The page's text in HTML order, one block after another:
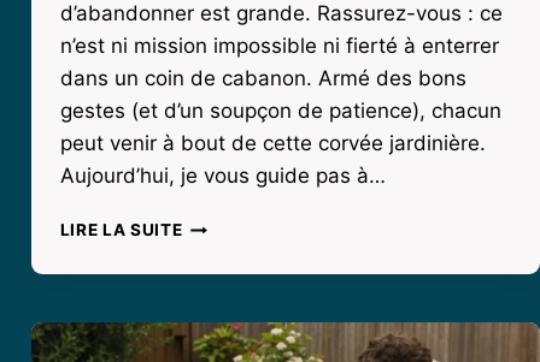
d’abandonner est grande. Rassurez-vous : ce
n’est ni mission impossible ni fierté à enterrer
dans un coin de cabanon. Armé des bons
gestes (et d’un soupçon de patience), chacun
peut venir à bout de cette corvée jardinière.
Aujourd’hui, je vous guide pas à…
LIRE LA SUITECOMMENT
UNE
DE
TONDEUSE